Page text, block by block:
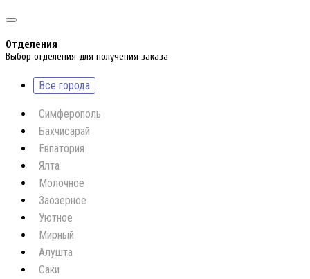
Отделения
Выбор отделения для получения заказа
Все города
Симферополь
Бахчисарай
Евпатория
Ялта
Молочное
Заозерное
Уютное
Мирный
Алушта
Саки